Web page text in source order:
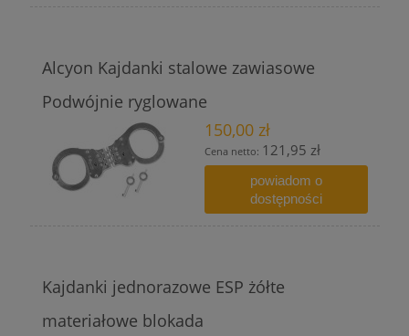
Alcyon Kajdanki stalowe zawiasowe
Podwójnie ryglowane
150,00 zł
Cena netto: 121,95 zł
powiadom o
dostępności
Kajdanki jednorazowe ESP żółte
materiałowe blokada